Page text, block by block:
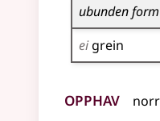
ubunden form
ei grein
Opphav